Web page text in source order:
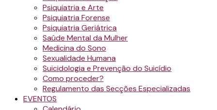
Psiquiatria e Arte
Psiquiatria Forense
Psiquiatria Geriátrica
Saúde Mental da Mulher
Medicina do Sono
Sexualidade Humana
Suicidologia e Prevenção do Suicídio
Como proceder?
Regulamento das Secções Especializadas
EVENTOS